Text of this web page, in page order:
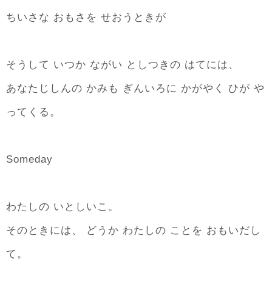
ちいさな おもさを せおうときが
そうして いつか ながい としつきの はてには、
あなたじしんの かみも ぎんいろに かがやく ひが や
ってくる。
Someday
わたしの いとしいこ。
そのときには、 どうか わたしの ことを おもいだし
て。